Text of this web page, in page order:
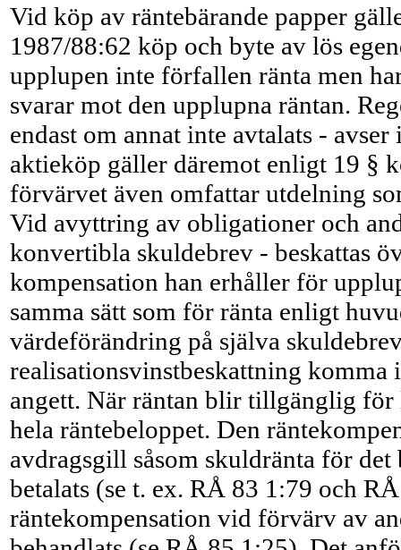
Vid köp av räntebärande papper
1987/88:62 köp och byte av lös
upplupen inte förfallen ränta men
svarar mot den upplupna räntan.
endast om annat inte avtalats -
aktieköp gäller däremot enligt 19 §
förvärvet även omfattar utdelning
Vid avyttring av obligationer och
konvertib­la skuldebrev - beskattas
kompensation han erhåller för
samma sätt som för ränta enligt
värdeförändring på själva
realisationsvinstbeskattning komma
angett. När räntan blir tillgänglig
hela räntebeloppet. Den
avdragsgill såsom skuldränta för
betalats (se t. ex. RÅ 83 1:79 och
räntekompensation vid förvärv av